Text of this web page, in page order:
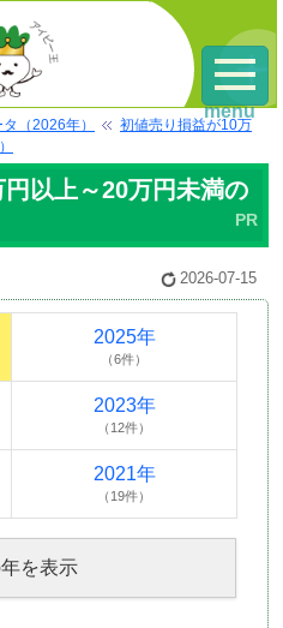
タ（2026年）
初値売り損益が10万
以上～20万円未満の
2026-07-15
2025年
（6件）
2023年
（12件）
2021年
（19件）
を表示
menu